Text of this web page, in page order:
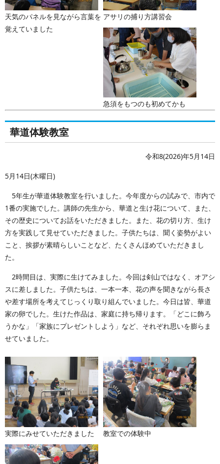
天気のパネルを見ながら言葉を
覚えていました
アサリの捕り方講習会
急須をもつのも初めてかも
華道体験教室
令和8(2026)年5月14日
5月14日(木曜日)
5年生が華道体験教室を行いました。今年度からの試みで、市内で
1番の実施でした。講師の先生から、華道と生け花について、また、
その歴史についてお話をいただきました。また、花の切り方、生け
方を実践して見せていただきました。子供たちは、聞く姿勢がよい
こと、挨拶が素晴らしいことなど、たくさんほめていただきまし
た。
2時間目は、実際に生けてみました。今回は剣山ではなく、オアシ
スに差しました。子供たちは、一本一本、花の声を聞きながら長さ
や差す場所を考えてじっくり取り組んでいました。今日は皆、華道
家の卵でした。生けた作品は、家庭に持ち帰ります。「どこに飾ろ
うかな」「家族にプレゼントしよう」など、それぞれ思いを膨らま
せていました。
実際にみせていただきました 教室での体験中